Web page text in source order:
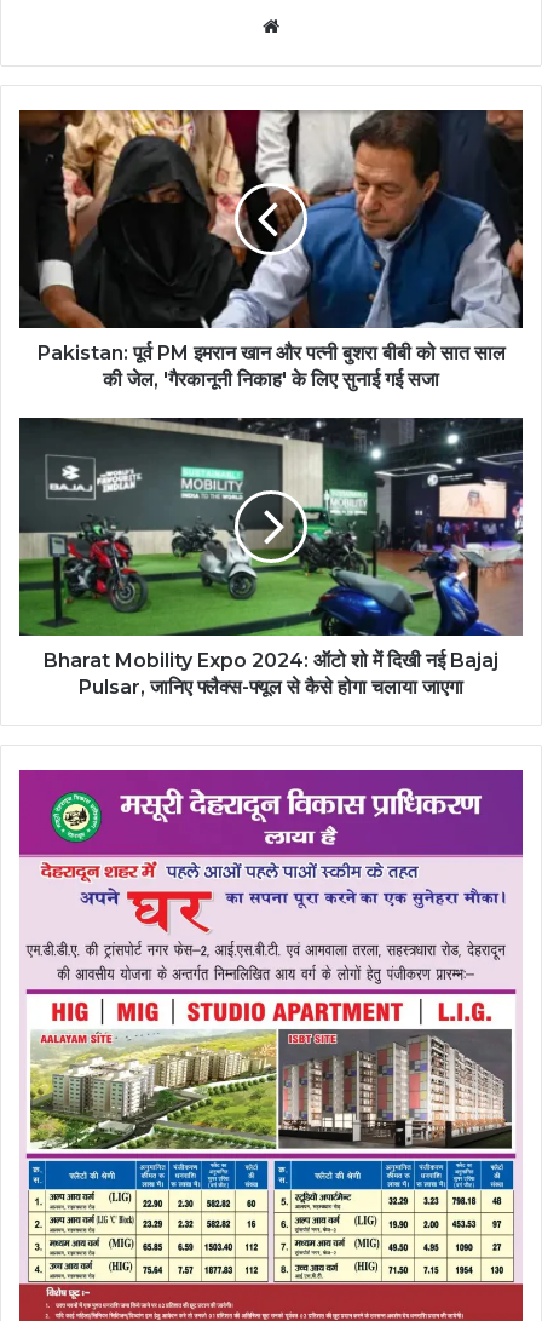
Pakistan: पूर्व PM इमरान खान और पत्नी बुशरा बीबी को सात साल
की जेल, 'गैरकानूनी निकाह' के लिए सुनाई गई सजा
Bharat Mobility Expo 2024: ऑटो शो में दिखी नई Bajaj
Pulsar, जानिए फ्लैक्स-फ्यूल से कैसे होगा चलाया जाएगा